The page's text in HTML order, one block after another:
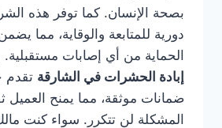
بصحة الإنسان. كما توفر هذه
دورية للمتابعة والوقاية، مما
الحماية من أي إصابات
إبادة الحشرات في الشارقة تقدم
ضمانات موثقة، مما يمنح العميل
المشكلة لن تتكرر. سواء كنت